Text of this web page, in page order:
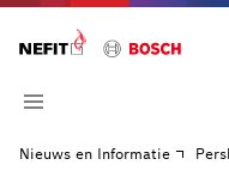
Nieuws en Informatie